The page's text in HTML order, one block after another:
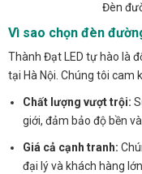
Đèn
Vì sao chọn đèn
Thành Đạt LED tự hào là
tại Hà Nội. Chúng tôi cam
Chất lượng vượt trội:
giới, đảm bảo độ bền
Giá cả cạnh tranh:
đại lý và khách hàng lớn.